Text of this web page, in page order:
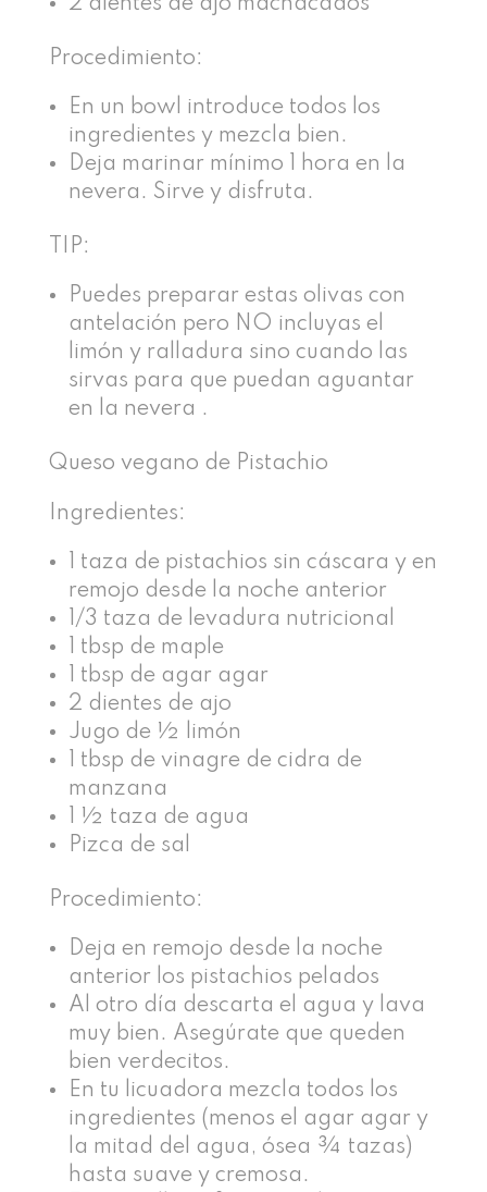
2 dientes de ajo machacados
Procedimiento:
En un bowl introduce todos los
ingredientes y mezcla bien.
Deja marinar mínimo 1 hora en la
nevera. Sirve y disfruta.
TIP:
Puedes preparar estas olivas con
antelación pero NO incluyas el
limón y ralladura sino cuando las
sirvas para que puedan aguantar
en la nevera .
Queso vegano de Pistachio
Ingredientes:
1 taza de pistachios sin cáscara y en
remojo desde la noche anterior
1/3 taza de levadura nutricional
1 tbsp de maple
1 tbsp de agar agar
2 dientes de ajo
Jugo de ½ limón
1 tbsp de vinagre de cidra de
manzana
1 ½ taza de agua
Pizca de sal
Procedimiento:
Deja en remojo desde la noche
anterior los pistachios pelados
Al otro día descarta el agua y lava
muy bien. Asegúrate que queden
bien verdecitos.
En tu licuadora mezcla todos los
ingredientes (menos el agar agar y
la mitad del agua, ósea ¾ tazas)
hasta suave y cremosa.